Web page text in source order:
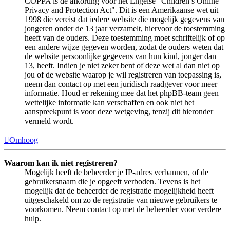
Privacy and Protection Act". Dit is een Amerikaanse wet uit
1998 die vereist dat iedere website die mogelijk gegevens van
jongeren onder de 13 jaar verzamelt, hiervoor de toestemming
heeft van de ouders. Deze toestemming moet schriftelijk of op
een andere wijze gegeven worden, zodat de ouders weten dat
de website persoonlijke gegevens van hun kind, jonger dan
13, heeft. Indien je niet zeker bent of deze wet al dan niet op
jou of de website waarop je wil registreren van toepassing is,
neem dan contact op met een juridisch raadgever voor meer
informatie. Houd er rekening mee dat het phpBB-team geen
wettelijke informatie kan verschaffen en ook niet het
aanspreekpunt is voor deze wetgeving, tenzij dit hieronder
vermeld wordt.
Omhoog
Waarom kan ik niet registreren?
Mogelijk heeft de beheerder je IP-adres verbannen, of de
gebruikersnaam die je opgeeft verboden. Tevens is het
mogelijk dat de beheerder de registratie mogelijkheid heeft
uitgeschakeld om zo de registratie van nieuwe gebruikers te
voorkomen. Neem contact op met de beheerder voor verdere
hulp.